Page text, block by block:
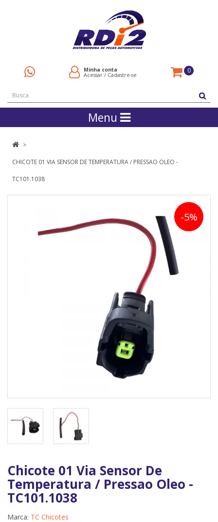
Minha conta
Acessar / Cadastre-se
0
Menu
CHICOTE 01 VIA SENSOR DE TEMPERATURA / PRESSAO OLEO -
TC101.1038
-5%
Chicote 01 Via Sensor De
Temperatura / Pressao Oleo -
TC101.1038
Marca: TC Chicotes